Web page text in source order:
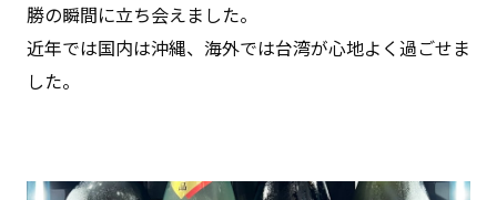
勝の瞬間に⽴ち会えました。
近年では国内は沖縄、海外では台湾が⼼地よく過ごせま
した。